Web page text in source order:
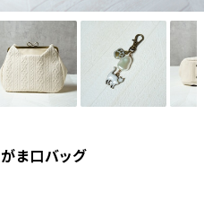
がま口バッグ